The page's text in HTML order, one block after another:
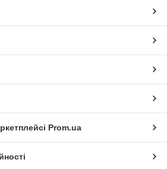
Prom.ua